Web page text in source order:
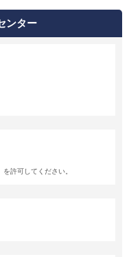
ンター
許可してください。